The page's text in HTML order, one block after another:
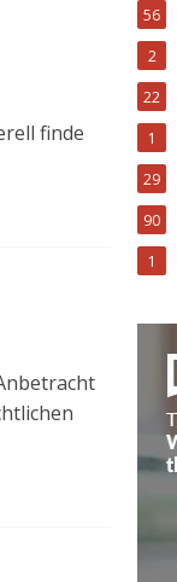
finde
56
2
22
1
29
90
1